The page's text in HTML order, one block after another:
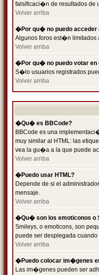
falsificaci�n de resultados de
Volver arriba
�Por qu� no puedo acceder
Algunos foros est�n limitados
Volver arriba
�Por qu� no puedo votar en
S�lo usuarios registrados
Volver arriba
�Qu� es BBCode?
BBCode es una
muy similar al HTML: las
vea la gu�a a la que puede
Volver arriba
�Puedo usar HTML?
Depende de si el
mensaje.
Volver arriba
�Qu� son los emoticonos o
Smileys, o emoticons, son
puede ser desplegada
Volver arriba
�Puedo colocar im�genes
Las im�genes pueden ser